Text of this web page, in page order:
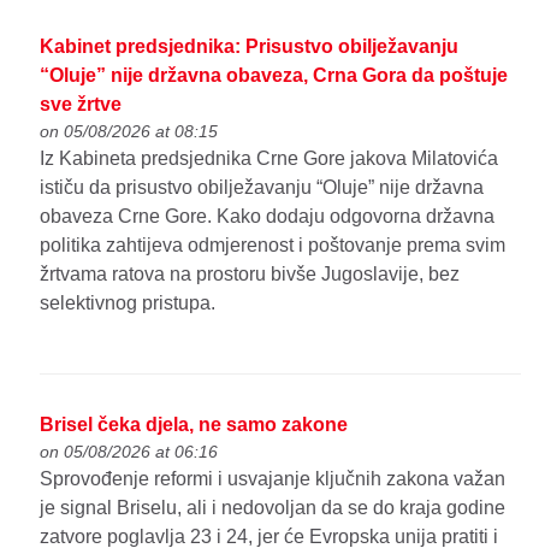
Kabinet predsjednika: Prisustvo obilježavanju
“Oluje” nije državna obaveza, Crna Gora da poštuje
sve žrtve
on 05/08/2026 at 08:15
Iz Kabineta predsjednika Crne Gore jakova Milatovića
ističu da prisustvo obilježavanju “Oluje” nije državna
obaveza Crne Gore. Kako dodaju odgovorna državna
politika zahtijeva odmjerenost i poštovanje prema svim
žrtvama ratova na prostoru bivše Jugoslavije, bez
selektivnog pristupa.
Brisel čeka djela, ne samo zakone
on 05/08/2026 at 06:16
Sprovođenje reformi i usvajanje ključnih zakona važan
je signal Briselu, ali i nedovoljan da se do kraja godine
zatvore poglavlja 23 i 24, jer će Evropska unija pratiti i